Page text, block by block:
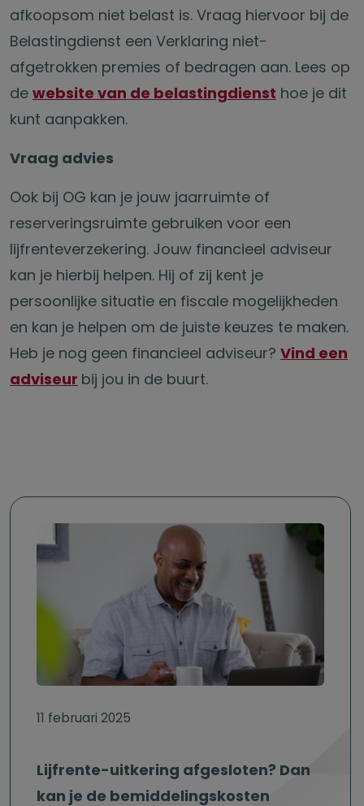
afkoopsom niet belast is. Vraag hiervoor bij de
Belastingdienst een Verklaring niet-
afgetrokken premies of bedragen aan. Lees op
de website van de belastingdienst hoe je dit
kunt aanpakken.
Vraag advies
Ook bij OG kan je jouw jaarruimte of
reserveringsruimte gebruiken voor een
lijfrenteverzekering. Jouw financieel adviseur
kan je hierbij helpen. Hij of zij kent je
persoonlijke situatie en fiscale mogelijkheden
en kan je helpen om de juiste keuzes te maken.
Heb je nog geen financieel adviseur? Vind een
adviseur bij jou in de buurt.
11 februari 2025
Lijfrente-uitkering afgesloten? Dan
kan je de bemiddelingskosten